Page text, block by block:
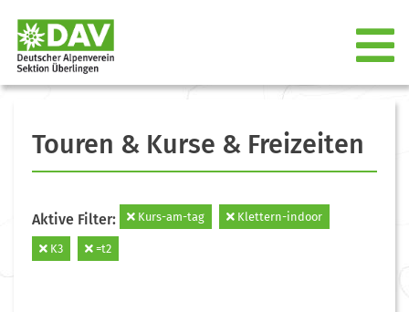
Touren & Kurse & Freizeiten
Aktive Filter: Kurs-am-tag Klettern-indoor
K3 =t2